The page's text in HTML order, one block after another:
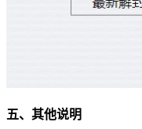
五、其他说明